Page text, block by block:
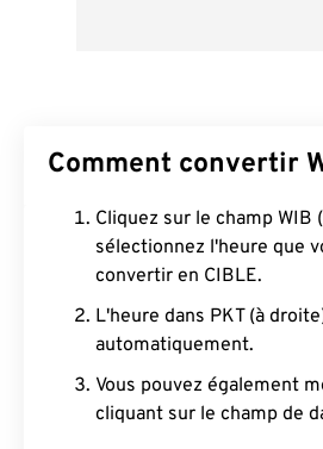
Comment convertir
Cliquez sur le champ WIB
sélectionnez l'heure que
convertir en CIBLE.
L'heure dans PKT (à
automatiquement.
Vous pouvez également
cliquant sur le champ de